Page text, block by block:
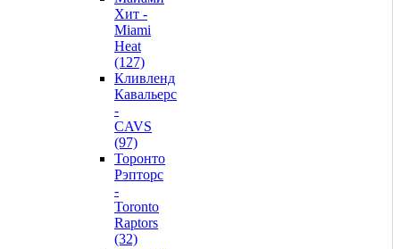
Хит -
Miami
Heat
(127)
Кливленд
Кавальерс
-
CAVS
(97)
Торонто
Рэпторс
-
Toronto
Raptors
(32)